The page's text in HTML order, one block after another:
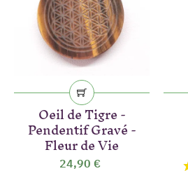
Oeil de Tigre -
Pendentif Gravé -
Fleur de Vie
24,90 €